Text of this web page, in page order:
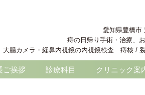
愛知県豊橋
痔の日帰り手術・治療、
大腸カメラ・経鼻内視鏡の内視鏡検査 痔核 /
ご挨拶 診療科目 クリニック案